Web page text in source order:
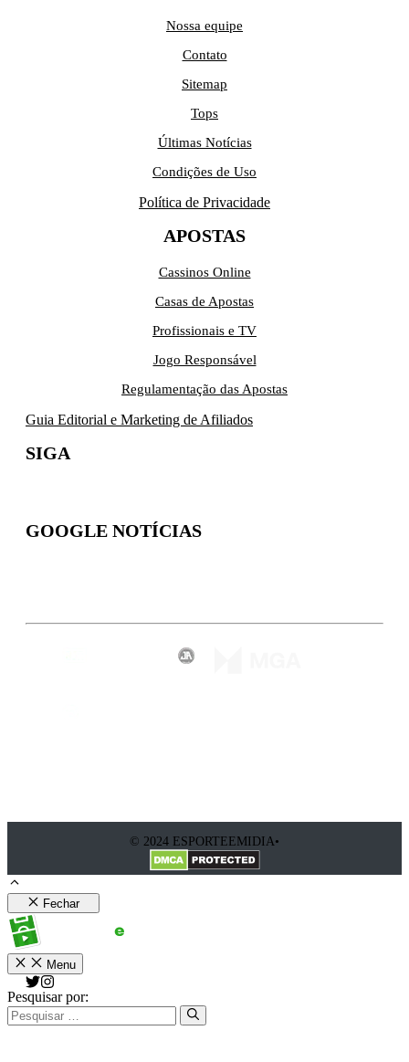
Nossa equipe
Contato
Sitemap
Tops
Últimas Notícias
Condições de Uso
Política de Privacidade
APOSTAS
Cassinos Online
Casas de Apostas
Profissionais e TV
Jogo Responsável
Regulamentação das Apostas
Guia Editorial e Marketing de Afiliados
SIGA
GOOGLE NOTÍCIAS
© 2024 ESPORTEEMIDIA•
Fechar
Menu
Pesquisar por: